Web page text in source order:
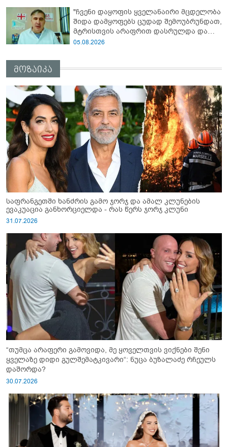
"ჩვენი დაყოფის ყველანაირი მცდელობა
შიდა დამყოფებს ცუდად შემოუბრუნდათ,
მტრისთვის არაფრით დასრულდა და
ვერც მომავალში მიაღწევს ჩვენს
05.08.2026
მოზაიკა
საფრანგეთში ხანძრის გამო ჯორჯ და ამალ კლუნების
ევაკუაცია განხორციელდა - რას წერს ჯორჯ კლუნი
31.07.2026
“თუმცა არაფერი გამოვიდა, მე ყოველთვის ვიქნები შენი
ყველაზე დიდი გულშემატკივარი“: ნუცა ბუზალაძე რჩეულს
დაშორდა?
30.07.2026